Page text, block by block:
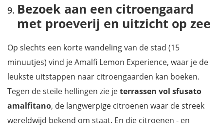
Bezoek aan een citroengaard
met proeverij en uitzicht op zee
Op slechts een korte wandeling van de stad (15
minuutjes) vind je Amalfi Lemon Experience, waar je de
leukste uitstappen naar citroengaarden kan boeken.
Tegen de steile hellingen zie jeterrassen vol sfusato
amalfitano, de langwerpige citroenen waar de streek
wereldwijd bekend om staat. En die citroenen - en